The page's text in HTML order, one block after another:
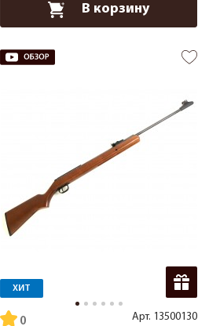
В корзину
ХИТ
Арт. 13500130